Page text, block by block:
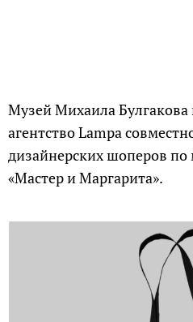
Музей Михаила
агентство Lampa
дизайнерских шоперов
«Мастер и Маргарита».